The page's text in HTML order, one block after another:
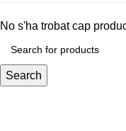
No s'ha trobat cap
Search